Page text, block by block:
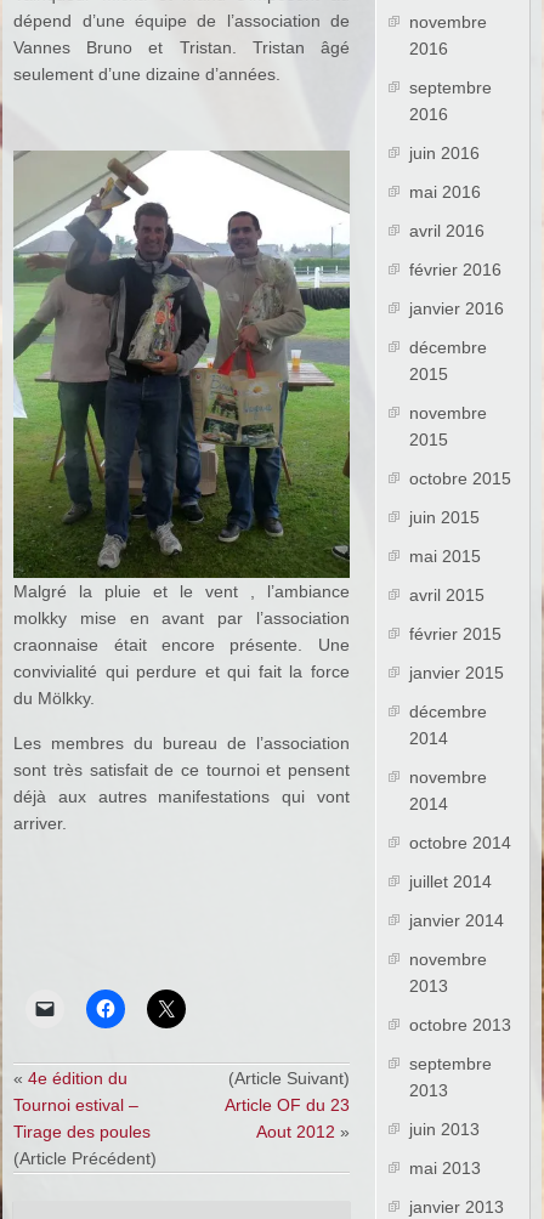
dépend d’une équipe de l’association de
Vannes Bruno et Tristan. Tristan âgé
seulement d’une dizaine d’années.
Malgré la pluie et le vent , l’ambiance
molkky mise en avant par l’association
craonnaise était encore présente. Une
convivialité qui perdure et qui fait la force
du Mölkky.
Les membres du bureau de l’association
sont très satisfait de ce tournoi et pensent
déjà aux autres manifestations qui vont
arriver.
«4e édition du
Tournoi estival –
Tirage des poules
(Article Précédent)
(Article Suivant)
Article OF du 23
Aout 2012 »
novembre
2016
septembre
2016
juin 2016
mai 2016
avril 2016
février 2016
janvier 2016
décembre
2015
novembre
2015
octobre 2015
juin 2015
mai 2015
avril 2015
février 2015
janvier 2015
décembre
2014
novembre
2014
octobre 2014
juillet 2014
janvier 2014
novembre
2013
octobre 2013
septembre
2013
juin 2013
mai 2013
janvier 2013